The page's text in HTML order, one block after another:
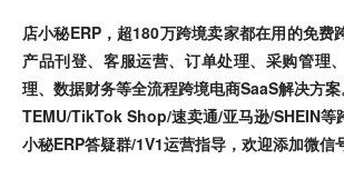
店小秘ERP，超180万跨境卖家都在用的免费
产品刊登、客服运营、订单处理、采购管理
理、数据财务等全流程跨境电商SaaS解决方案
TEMU/TikTok Shop/速卖通/亚马逊/SHEIN等
小秘ERP答疑群/1V1运营指导，欢迎添加微信